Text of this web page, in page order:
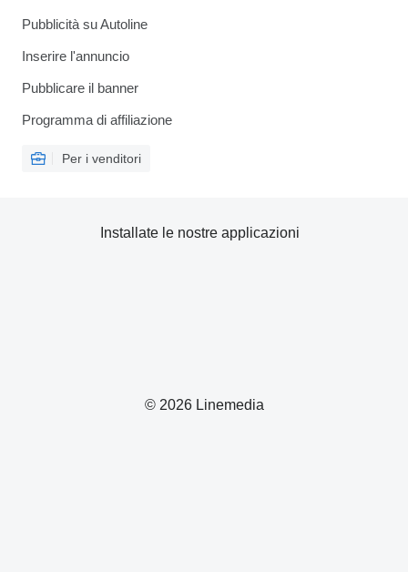
Pubblicità su Autoline
Inserire l'annuncio
Pubblicare il banner
Programma di affiliazione
Per i venditori
© 2026 Linemedia
Installate le nostre applicazioni